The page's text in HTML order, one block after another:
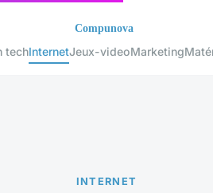
techInternetJeux-videoMarketing
INTERNET